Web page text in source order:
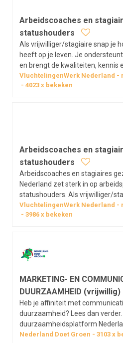
Arbeidscoaches en
statushouders
Als vrijwilliger/stagiaire snap je
heeft op je leven. Je
en brengt de kwaliteiten, kennis
vluchteling in kaart. Je helpt met het opzetten van een cv
en bespreekt de wensen en
VluchtelingenWerk Nederland
4023 x bekeken
Arbeidscoaches en
statushouders
Arbeidscoaches en stagiaires gezocht:
Nederland zet sterk in op
statushouders. Als vrijwilliger/stagiaire snap je hoeveel
impact een baan heeft op je
vinden van werk en brengt de
VluchtelingenWerk Nederland
3986 x bekeken
MARKETING- EN
DUURZAAMHEID (vrijwillig)
Heb je affiniteit met
duurzaamheid? Lees dan verder. Voor het
duurzaamheidsplatform
zoek naar een medewerker
Nederland Doet Groen 3103 x